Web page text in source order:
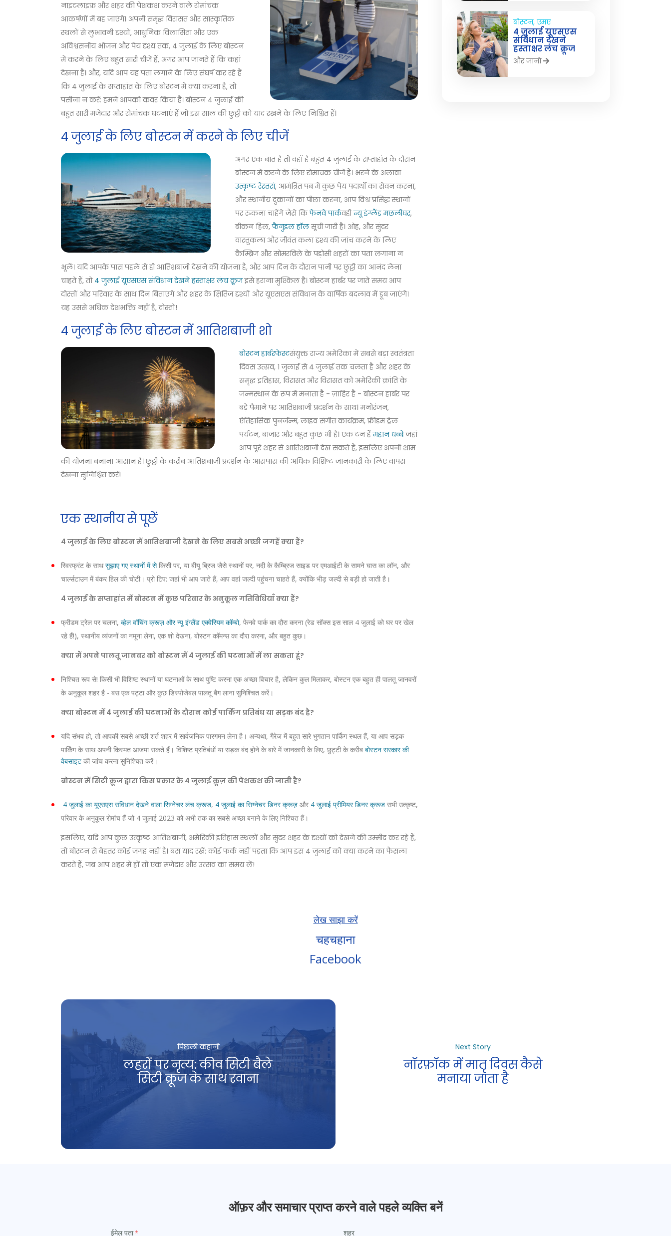
नाइटलाइफ़ और शहर की पेशकश करने वाले रोमांचक
आकर्षणों में बह जाएंगे। अपनी समृद्ध विरासत और सांस्कृतिक
स्थलों से लुभावनी दृश्यों, आधुनिक विलासिता और एक
अविश्वसनीय भोजन और पेय दृश्य तक, 4 जुलाई के लिए बोस्टन
में करने के लिए बहुत सारी चीजें हैं, अगर आप जानते हैं कि कहां
देखना है। और, यदि आप यह पता लगाने के लिए संघर्ष कर रहे हैं
कि 4 जुलाई के सप्ताहांत के लिए बोस्टन में क्या करना है, तो
पसीना न करें: हमने आपको कवर किया है। बोस्टन 4 जुलाई की
बहुत सारी मजेदार और रोमांचक घटनाएं हैं जो इस साल की छुट्टी को याद रखने के लिए निश्चित हैं।
4 जुलाई के लिए बोस्टन में करने के लिए चीजें
अगर एक बात है तो वहाँ है बहुत4 जुलाई के सप्ताहांत के दौरान
बोस्टन में करने के लिए रोमांचक चीजें हैं। भरने के अलावा
उत्कृष्ट रेस्तरां, आमंत्रित पब में कुछ पेय पदार्थों का सेवन करना,
और स्थानीय दुकानों का पीछा करना, आप विश्व प्रसिद्ध स्थानों
पर रुकना चाहेंगे जैसे किफेनवे पार्कवहीन्यू इंग्लैंड मछलीघर,
बीकन हिल,फैनुइल हॉलसूची जारी है। ओह, और सुंदर
वास्तुकला और जीवंत कला दृश्य की जांच करने के लिए
कैम्ब्रिज और सोमरविले के पड़ोसी शहरों का पता लगाना न
भूलें। यदि आपके पास पहले से ही आतिशबाजी देखने की योजना है, और आप दिन के दौरान पानी पर छुट्टी का आनंद लेना
चाहते हैं, तो 4 जुलाई यूएसएस संविधान देखने हस्ताक्षर लंच क्रूजइसे हराना मुश्किल है। बोस्टन हार्बर पर जाते समय आप
दोस्तों और परिवार के साथ दिन बिताएंगे और शहर के क्षितिज दृश्यों और यूएसएस संविधान के वार्षिक बदलाव में डूब जाएंगे।
यह उससे अधिक देशभक्ति नहीं है, दोस्तों!
4 जुलाई के लिए बोस्टन में आतिशबाजी शो
बोस्टन हार्बरफेस्टसंयुक्त राज्य अमेरिका में सबसे बड़ा स्वतंत्रता
दिवस उत्सव, 1 जुलाई से 4 जुलाई तक चलता है और शहर के
समृद्ध इतिहास, विरासत और विरासत को अमेरिकी क्रांति के
जन्मस्थान के रूप में मनाता है - ज़ाहिर है - बोस्टन हार्बर पर
बड़े पैमाने पर आतिशबाजी प्रदर्शन के साथ। मनोरंजन,
ऐतिहासिक पुनर्जन्म, लाइव संगीत कार्यक्रम, फ्रीडम ट्रेल
पर्यटन, बाजार और बहुत कुछ भी है। एक टन हैंमहान धब्बेजहां
आप पूरे शहर से आतिशबाजी देख सकते हैं, इसलिए अपनी शाम
की योजना बनाना आसान है। छुट्टी के करीब आतिशबाजी प्रदर्शन के आसपास की अधिक विशिष्ट जानकारी के लिए वापस
देखना सुनिश्चित करें!
एक स्थानीय से पूछें
4 जुलाई के लिए बोस्टन में आतिशबाजी देखने के लिए सबसे अच्छी जगहें क्या हैं?
रिवरफ्रंट के साथसुझाए गए स्थानों में सेकिसी पर, या बीयू ब्रिज जैसे स्थानों पर, नदी के कैम्ब्रिज साइड पर एमआईटी के सामने घास का लॉन, और
चार्ल्सटाउन में बंकर हिल की चोटी। प्रो टिप: जहां भी आप जाते हैं, आप वहां जल्दी पहुंचना चाहते हैं, क्योंकि भीड़ जल्दी से बड़ी हो जाती है।
4 जुलाई के सप्ताहांत में बोस्टन में कुछ परिवार के अनुकूल गतिविधियाँ क्या हैं?
फ्रीडम ट्रेल पर चलना, व्हेल वॉचिंग क्रूज़ और न्यू इंग्लैंड एक्वेरियम कॉम्बो, फेनवे पार्क का दौरा करना (रेड सॉक्स इस साल 4 जुलाई को घर पर खेल
रहे हैं!), स्थानीय व्यंजनों का नमूना लेना, एक शो देखना, बोस्टन कॉमन्स का दौरा करना, और बहुत कुछ।
क्या मैं अपने पालतू जानवर को बोस्टन में 4 जुलाई की घटनाओं में ला सकता हूं?
निश्चित रूप से! किसी भी विशिष्ट स्थानों या घटनाओं के साथ पुष्टि करना एक अच्छा विचार है, लेकिन कुल मिलाकर, बोस्टन एक बहुत ही पालतू जानवरों
के अनुकूल शहर है - बस एक पट्टा और कुछ डिस्पोजेबल पालतू बैग लाना सुनिश्चित करें।
क्या बोस्टन में 4 जुलाई की घटनाओं के दौरान कोई पार्किंग प्रतिबंध या सड़क बंद है?
यदि संभव हो, तो आपकी सबसे अच्छी शर्त शहर में सार्वजनिक पारगमन लेना है। अन्यथा, गैरेज में बहुत सारे भुगतान पार्किंग स्थल हैं, या आप सड़क
पार्किंग के साथ अपनी किस्मत आजमा सकते हैं। विशिष्ट प्रतिबंधों या सड़क बंद होने के बारे में जानकारी के लिए, छुट्टी के करीब बोस्टन सरकार की
वेबसाइट की जांच करना सुनिश्चित करें।
बोस्टन में सिटी क्रूज द्वारा किस प्रकार के 4 जुलाई क्रूज़ की पेशकश की जाती है?
4 जुलाई का यूएसएस संविधान देखने वाला सिग्नेचर लंच क्रूज, 4 जुलाई का सिग्नेचर डिनर क्रूज़ और 4 जुलाई प्रीमियर डिनर क्रूज सभी उत्कृष्ट,
परिवार के अनुकूल रोमांच हैं जो 4 जुलाई 2023 को अभी तक का सबसे अच्छा बनाने के लिए निश्चित हैं।
इसलिए, यदि आप कुछ उत्कृष्ट आतिशबाजी, अमेरिकी इतिहास स्थलों और सुंदर शहर के दृश्यों को देखने की उम्मीद कर रहे हैं,
तो बोस्टन से बेहतर कोई जगह नहीं है। बस याद रखें: कोई फर्क नहीं पड़ता कि आप इस 4 जुलाई को क्या करने का फैसला
करते हैं, जब आप शहर में हों तो एक मजेदार और उत्सव का समय लें!
बोस्टन, एमए
4 जुलाई यूएसएस
संविधान देखने
हस्ताक्षर लंच क्रूज
और जानो
लेख साझा करें
चहचहाना
Facebook
पिछली कहानी
लहरों पर नृत्य: कीव सिटी बैले
सिटी क्रूज के साथ रवाना
Next Story
नॉरफ़ॉक में मातृ दिवस कैसे
मनाया जाता है
ऑफ़र और समाचार प्राप्त करने वाले पहले व्यक्ति बनें
ईमेल पता शहर